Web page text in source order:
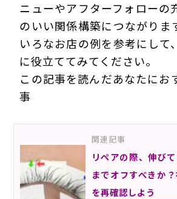
ニューやアフターフォローの
のいい関係構築につながりま
いろなお店の例を参考にして
に役立ててみてください。
この記事を読んだあなたにお
事
関連記事
リペアの際、伸び
までオフすべきか
を再確認しよう